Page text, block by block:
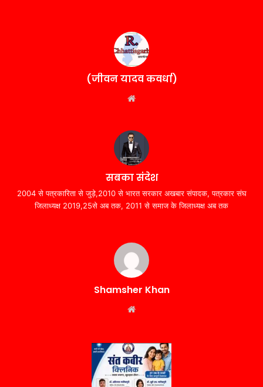
(जीवन यादव कवर्धा)
सबका संदेश
2004 से पत्रकारिता से जुड़े,2010 से भारत सरकार अखबार संपादक, पत्रकार संघ
जिलाध्यक्ष 2019,25से अब तक, 2011 से समाज के जिलाध्यक्ष अब तक
Shamsher Khan